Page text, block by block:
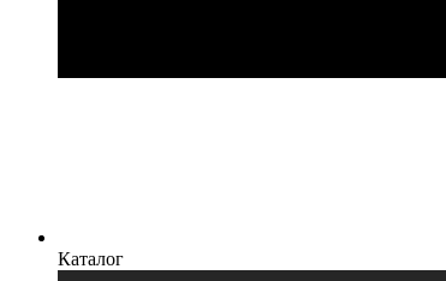
Каталог